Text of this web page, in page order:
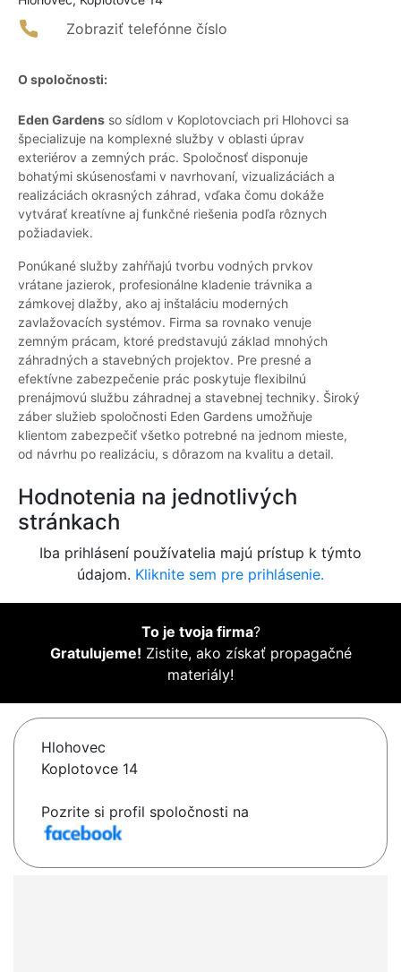
Zobraziť telefónne číslo
O spoločnosti:
Eden Gardens so sídlom v Koplotovciach pri Hlohovci sa
špecializuje na komplexné služby v oblasti úprav
exteriérov a zemných prác. Spoločnosť disponuje
bohatými skúsenosťami v navrhovaní, vizualizáciách a
realizáciách okrasných záhrad, vďaka čomu dokáže
vytvárať kreatívne aj funkčné riešenia podľa rôznych
požiadaviek.
Ponúkané služby zahŕňajú tvorbu vodných prvkov
vrátane jazierok, profesionálne kladenie trávnika a
zámkovej dlažby, ako aj inštaláciu moderných
zavlažovacích systémov. Firma sa rovnako venuje
zemným prácam, ktoré predstavujú základ mnohých
záhradných a stavebných projektov. Pre presné a
efektívne zabezpečenie prác poskytuje flexibilnú
prenájmovú službu záhradnej a stavebnej techniky. Široký
záber služieb spoločnosti Eden Gardens umožňuje
klientom zabezpečiť všetko potrebné na jednom mieste,
od návrhu po realizáciu, s dôrazom na kvalitu a detail.
Hodnotenia na jednotlivých
stránkach
Iba prihlásení používatelia majú prístup k týmto
údajom. Kliknite sem pre prihlásenie.
To je tvoja firma?
Gratulujeme! Zistite, ako získať propagačné
materiály!
Hlohovec
Koplotovce 14
Pozrite si profil spoločnosti na